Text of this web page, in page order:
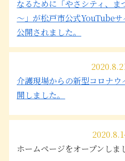
なるために「やさシティ、ま
～」が松戸市公式YouTube
公開されました。
介護現場からの新型コロナ
開しました。
ホームページをオープンしま